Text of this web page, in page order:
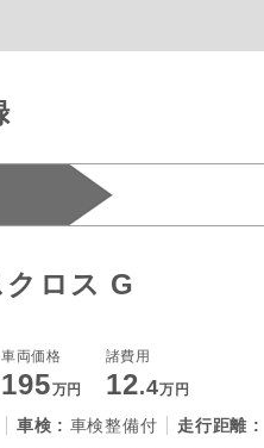
クロス G
車両価格
195万円
諸費用
12.4万円
車検 : 車検整備付 走行距離 :